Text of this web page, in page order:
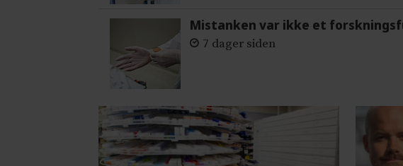
Mistanken var ikke et
7 dager siden